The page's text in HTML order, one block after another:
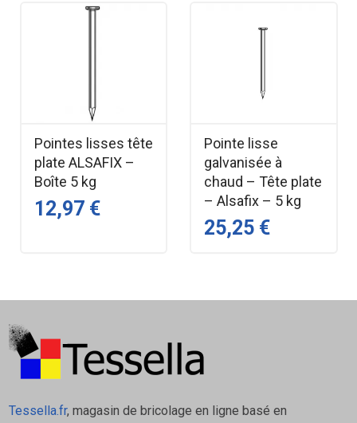
Pointes lisses tête
plate ALSAFIX –
Boîte 5 kg
12,97 €
Pointe lisse
galvanisée à
chaud – Tête plate
– Alsafix – 5 kg
25,25 €
Tessella.fr, magasin de bricolage en ligne basé en